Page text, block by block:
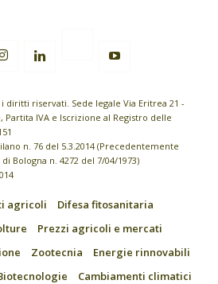
diritti riservati. Sede legale Via Eritrea 21 -
Partita IVA e Iscrizione al Registro delle
n. 76 del 5.3.2014 (Precedentemente
Bologna n. 4272 del 7/04/1973)
agricoli
Difesa fitosanitaria
Prezzi agricoli e mercati
Zootecnia
Energie rinnovabili
Cambiamenti climatici